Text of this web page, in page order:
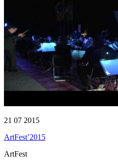
21 07 2015
ArtFest’2015
ArtFest